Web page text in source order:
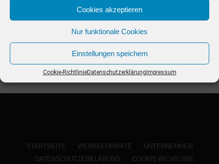
Cookies akzeptieren
Nur funktionale Cookies
Einstellungen speichern
Cookie-RichtlinieDatenschutzerklärung Impressum
STARTSEITE WERBEFORMATE
UNTERNEHMEN
DATENSCHUTZERKLÄRUNG
COOKIE-RICHTLINIE